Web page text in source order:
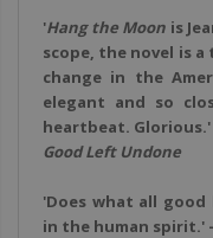
'Hang the Moon is
scope, the novel is
change in the
elegant and so
heartbeat.
Good Left Undone
'Does what all
in the human spirit.'